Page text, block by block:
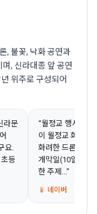
, 불꽃, 낙화 공연과
, 신라대종 앞 공연
위주로 구성되어
라문
요.
등
“월정교 행사 -화
이 월정교 화백
화려한 드론, 불꽃
개막일(10일) 하
한 주제...”
📱 네이버